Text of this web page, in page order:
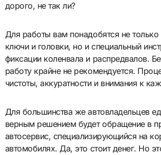
дорого, не так ли?
Для работы вам понадобятся не только
ключи и головки, но и специальный
фиксации коленвала и распредвалов.
работу крайне не рекомендуется.
чистоты, аккуратности и внимания к
Для большинства же автовладельцев
верным решением будет обращение в
автосервис, специализирующийся на
автомобилях. Да, это стоит денег. Но